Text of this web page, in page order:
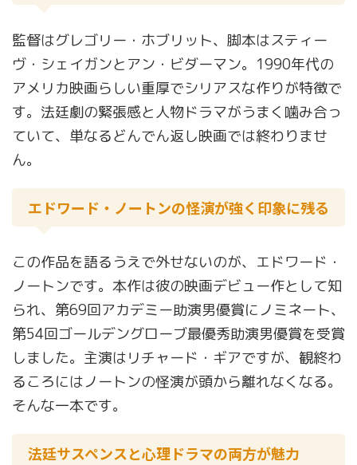
監督はグレゴリー・ホブリット、脚本はスティー
ヴ・シェイガンとアン・ビダーマン。1990年代の
アメリカ映画らしい重厚でシリアスな作りが特徴で
す。法廷劇の緊張感と人物ドラマがうまく噛み合っ
ていて、単なるどんでん返し映画では終わりませ
ん。
エドワード・ノートンの怪演が強く印象に残る
この作品を語るうえで外せないのが、エドワード・
ノートンです。本作は彼の映画デビュー作として知
られ、第69回アカデミー助演男優賞にノミネート、
第54回ゴールデングローブ最優秀助演男優賞を受賞
しました。主演はリチャード・ギアですが、観終わ
るころにはノートンの怪演が頭から離れなくなる。
そんな一本です。
法廷サスペンスと心理ドラマの両方が魅力